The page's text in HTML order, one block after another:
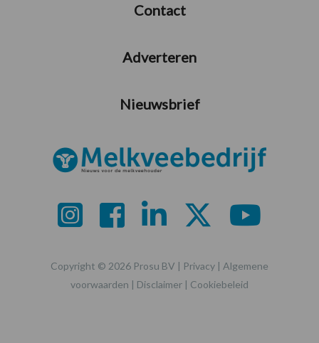
Contact
Adverteren
Nieuwsbrief
Copyright © 2026 Prosu BV | Privacy | Algemene
voorwaarden | Disclaimer | Cookiebeleid